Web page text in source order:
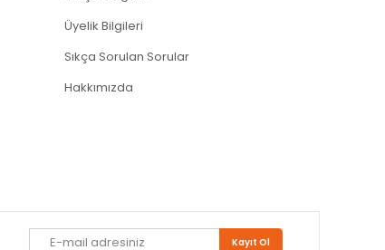
Üyelik Bilgileri
Sıkça Sorulan Sorular
Hakkımızda
Kayıt Ol